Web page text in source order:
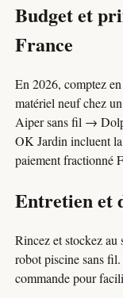
Budget et
France
En 2026, comptez
matériel neuf chez
Aiper sans fil →
OK Jardin incluent
paiement fractionné
Entretien et
Rincez et stockez
robot piscine sans
commande pour